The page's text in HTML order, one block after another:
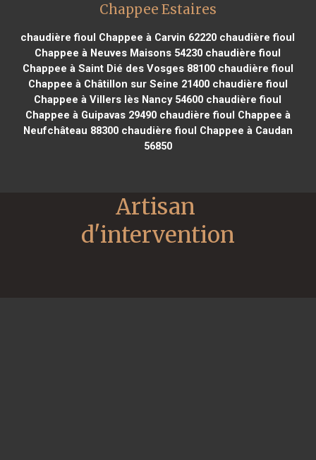
Chappee Estaires
chaudière fioul Chappee à Carvin 62220 chaudière fioul
Chappee à Neuves Maisons 54230 chaudière fioul
Chappee à Saint Dié des Vosges 88100chaudière fioul
Chappee à Châtillon sur Seine 21400chaudière fioul
Chappee à Villers lès Nancy 54600 chaudière fioul
Chappee à Guipavas 29490chaudière fioul Chappee à
Neufchâteau 88300chaudière fioul Chappee à Caudan
56850
Artisan
d'intervention